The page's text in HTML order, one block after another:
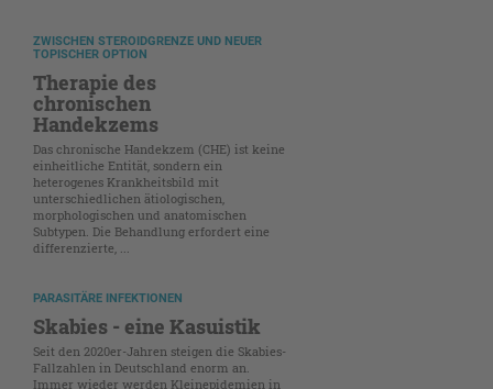
ZWISCHEN STEROIDGRENZE UND NEUER
TOPISCHER OPTION
Therapie des
chronischen
Handekzems
Das chronische Handekzem (CHE) ist keine
einheitliche Entität, sondern ein
heterogenes Krankheitsbild mit
unterschiedlichen ätiologischen,
morphologischen und anatomischen
Subtypen. Die Behandlung erfordert eine
differenzierte, ...
PARASITÄRE INFEKTIONEN
Skabies - eine Kasuistik
Seit den 2020er-Jahren steigen die Skabies-
Fallzahlen in Deutschland enorm an.
Immer wieder werden Kleinepidemien in